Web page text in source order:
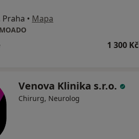
Praha • Mapa
1 300 Kč
Venova Klinika s.r.o.
Chirurg, Neurolog